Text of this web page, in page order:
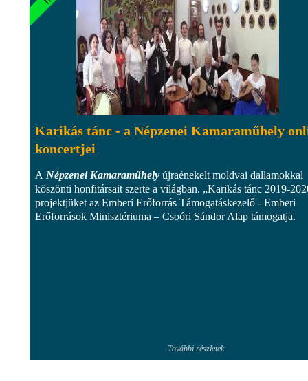
Karikás tánc - a Népzenei Kamaraműhely
koncertjei
A Népzenei Kamaraműhely újraénekelt moldvai dallamokkal
köszönti honfitársait szerte a világban. „Karikás tánc 2019-
projektjüket az Emberi Erőforrás Támogatáskezelő - Emberi
Erőforrások Minisztériuma – Csoóri Sándor Alap támogatja.
További részletek